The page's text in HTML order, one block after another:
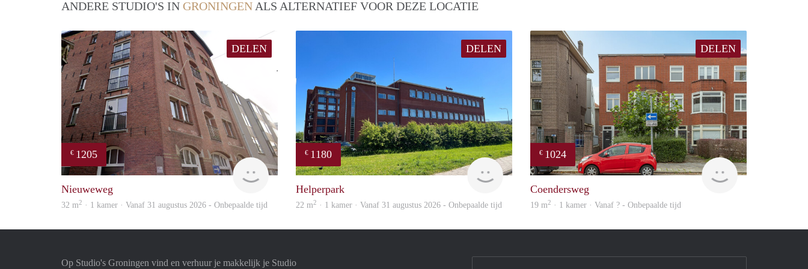
ANDERE STUDIO'S IN GRONINGEN ALS ALTERNATIEF VOOR DEZE LOCATIE
DELEN
€ 1205
GrunoVerhuur
Nieuweweg
32 m2 · 1 kamer · Vanaf 31 augustus 2026 - Onbepaalde tijd
DELEN
€ 1180
GrunoVerhuur
Helperpark
22 m2 · 1 kamer · Vanaf 31 augustus 2026 - Onbepaalde tijd
DELEN
€ 1024
Vast & Goed
Coendersweg
19 m2 · 1 kamer · Vanaf ? - Onbepaalde tijd
Op Studio's Groningen vind en verhuur je makkelijk je Studio